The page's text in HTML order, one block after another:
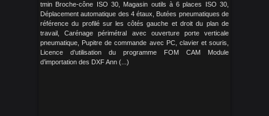
tmin Broche-cône ISO 30, Magasin outils à 6 places ISO 30,
Déplacement automatique des 4 étaux, Butées pneumatiques de
référence du profilé sur les côtés gauche et droit du plan de
travail, Carénage périmétral avec ouverture porte verticale
pneumatique, Pupitre de commande avec PC, clavier et souris,
Licence d’utilisation du programme FOM CAM Module
d’importation des DXF Ann (...)